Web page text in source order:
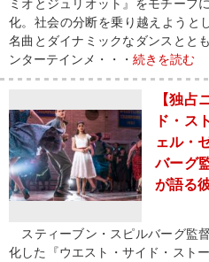
ミオとジュリオット』をモチーフ
化。社会の分断を乗り越えようと
名曲とダイナミックなダンスとと
ンターテインメ・・・ 続きを読む
【独占
ド・ス
ェル・
バーグ
が語る
スティーブン・スピルバーグ監
化した『ウエスト・サイド・スト